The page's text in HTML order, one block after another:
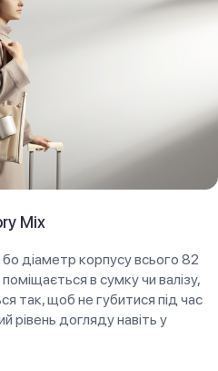
Mix
діаметр корпусу всього 82
в сумку чи валізу,
так, щоб не губитися під час
рівень догляду навіть у